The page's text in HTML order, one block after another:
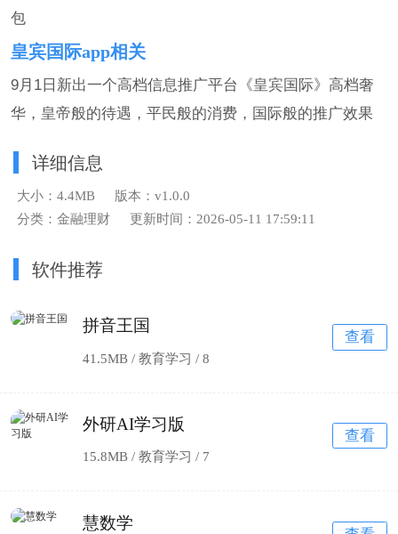
包
皇宾国际app相关
9月1日新出一个高档信息推广平台《皇宾国际》高档奢
华，皇帝般的待遇，平民般的消费，国际般的推广效果
详细信息
大小：4.4MB
版本：v1.0.0
分类：金融理财
更新时间：2026-05-11 17:59:11
软件推荐
拼音王国
41.5MB / 教育学习 /8
查看
外研AI学习版
15.8MB / 教育学习 / 7
查看
慧数学